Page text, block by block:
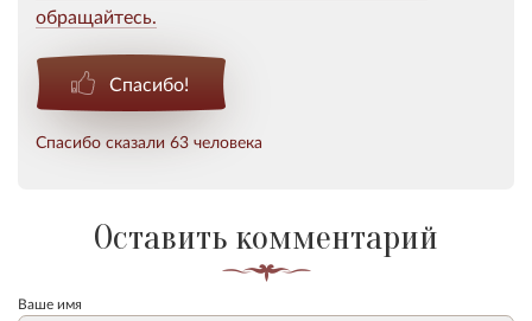
обращайтесь.
Спасибо!
Спасибо сказали 63 человека
Оставить комментарий
Ваше имя